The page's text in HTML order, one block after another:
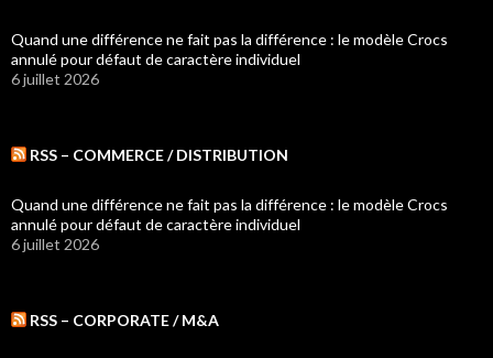
Quand une différence ne fait pas la différence : le modèle Crocs
annulé pour défaut de caractère individuel
6 juillet 2026
RSS – COMMERCE / DISTRIBUTION
Quand une différence ne fait pas la différence : le modèle Crocs
annulé pour défaut de caractère individuel
6 juillet 2026
RSS – CORPORATE / M&A